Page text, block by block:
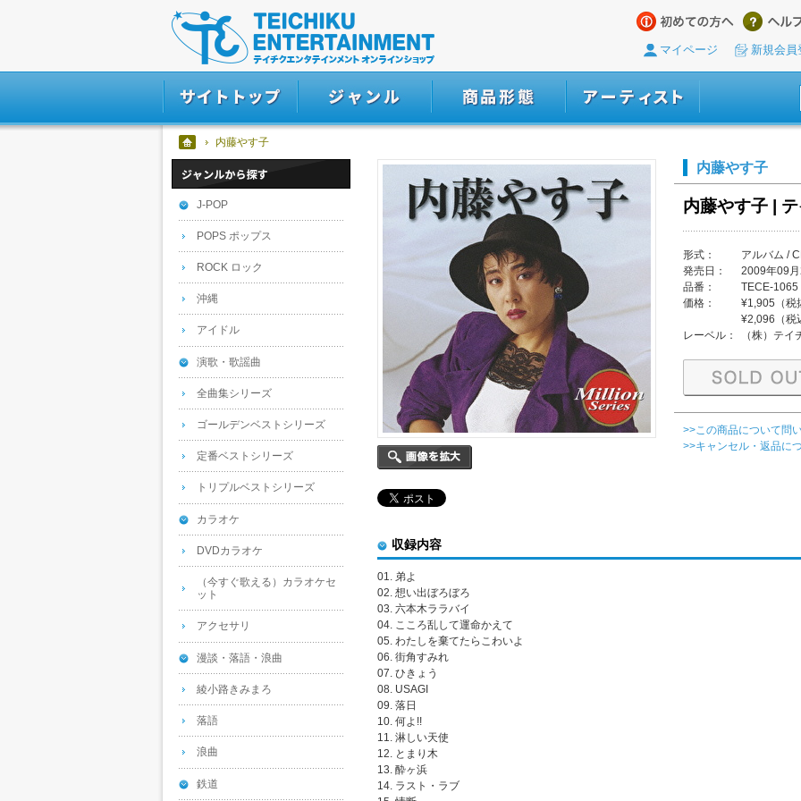
マイページ 新規会員
内藤やす子
内藤やす子
内藤やす子 |
形式：
アルバム /
発売日：
2009年09月
品番：
TECE-1065
価格：
¥1,905（税
¥2,096（税
レーベル：
（株）テ
>>この商品について問
>>キャンセル・返品に
収録内容
01. 弟よ
02. 想い出ぼろぼろ
03. 六本木ララバイ
04. こころ乱して運命かえて
05. わたしを棄てたらこわいよ
06. 街角すみれ
07. ひきょう
08. USAGI
09. 落日
10. 何よ!!
11. 淋しい天使
12. とまり木
13. 酔ヶ浜
14. ラスト・ラブ
J-POP
POPS ポップス
ROCK ロック
沖縄
アイドル
演歌・歌謡曲
全曲集シリーズ
ゴールデンベストシリーズ
定番ベストシリーズ
トリプルベストシリーズ
カラオケ
DVDカラオケ
（今すぐ歌える）カラオケセ
ット
アクセサリ
漫談・落語・浪曲
綾小路きみまろ
落語
浪曲
鉄道